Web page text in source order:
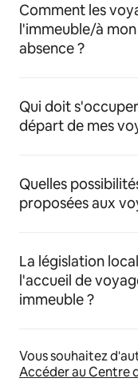
Comment les
l'immeuble/à
absence ?
Qui doit
départ de mes
Quelles
proposées aux
La législation
l'accueil de
immeuble ?
Vous souhaitez
Accéder au Centre